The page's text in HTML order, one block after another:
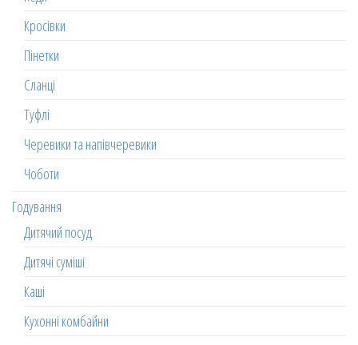
Кросівки
Пінетки
Сланці
Туфлі
Черевики та напівчеревики
Чоботи
Годування
Дитячий посуд
Дитячі суміші
Каші
Кухонні комбайни